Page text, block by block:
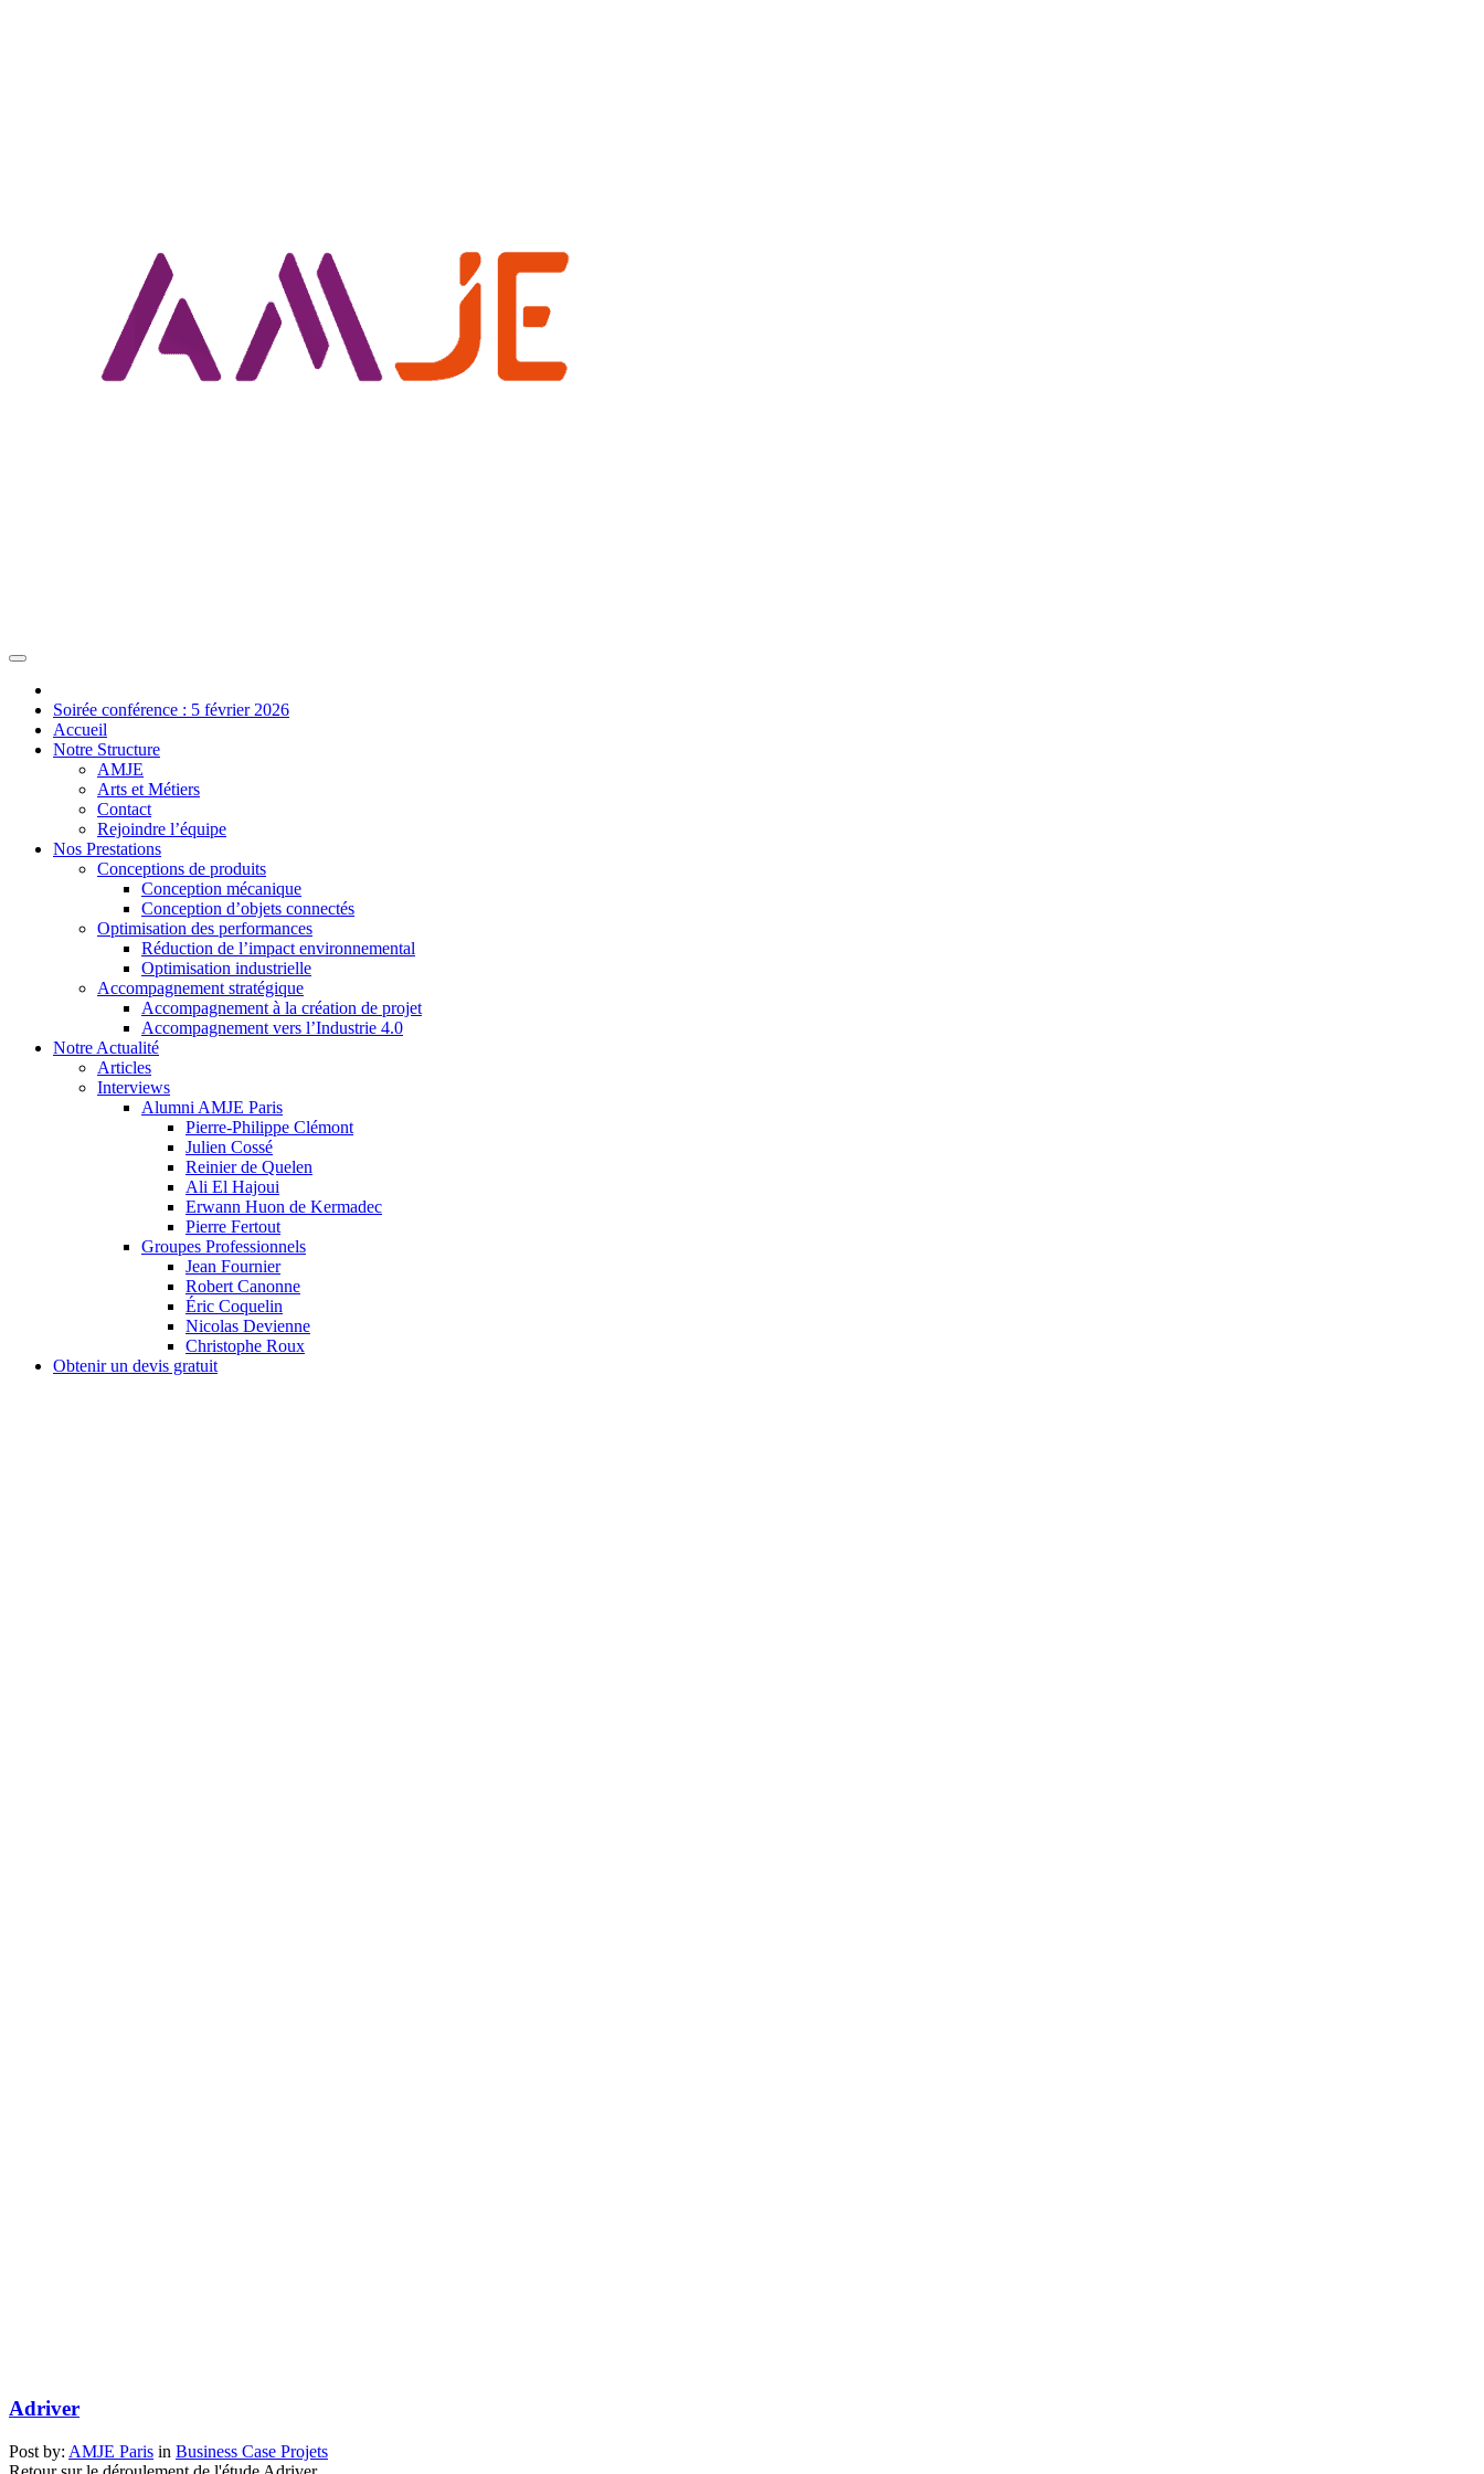
Soirée conférence : 5 février 2026
Accueil
Notre Structure
AMJE
Arts et Métiers
Contact
Rejoindre l’équipe
Nos Prestations
Conceptions de produits
Conception mécanique
Conception d’objets connectés
Optimisation des performances
Réduction de l’impact environnemental
Optimisation industrielle
Accompagnement stratégique
Accompagnement à la création de projet
Accompagnement vers l’Industrie 4.0
Notre Actualité
Articles
Interviews
Alumni AMJE Paris
Pierre-Philippe Clémont
Julien Cossé
Reinier de Quelen
Ali El Hajoui
Erwann Huon de Kermadec
Pierre Fertout
Groupes Professionnels
Jean Fournier
Robert Canonne
Éric Coquelin
Nicolas Devienne
Christophe Roux
Obtenir un devis gratuit
Adriver
Post by: AMJE Paris in Business Case Projets